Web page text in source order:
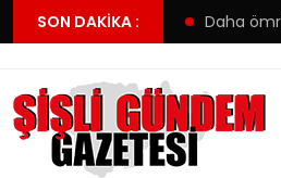
SON DAKIKA :
ilk tercihine yerleşti Daha